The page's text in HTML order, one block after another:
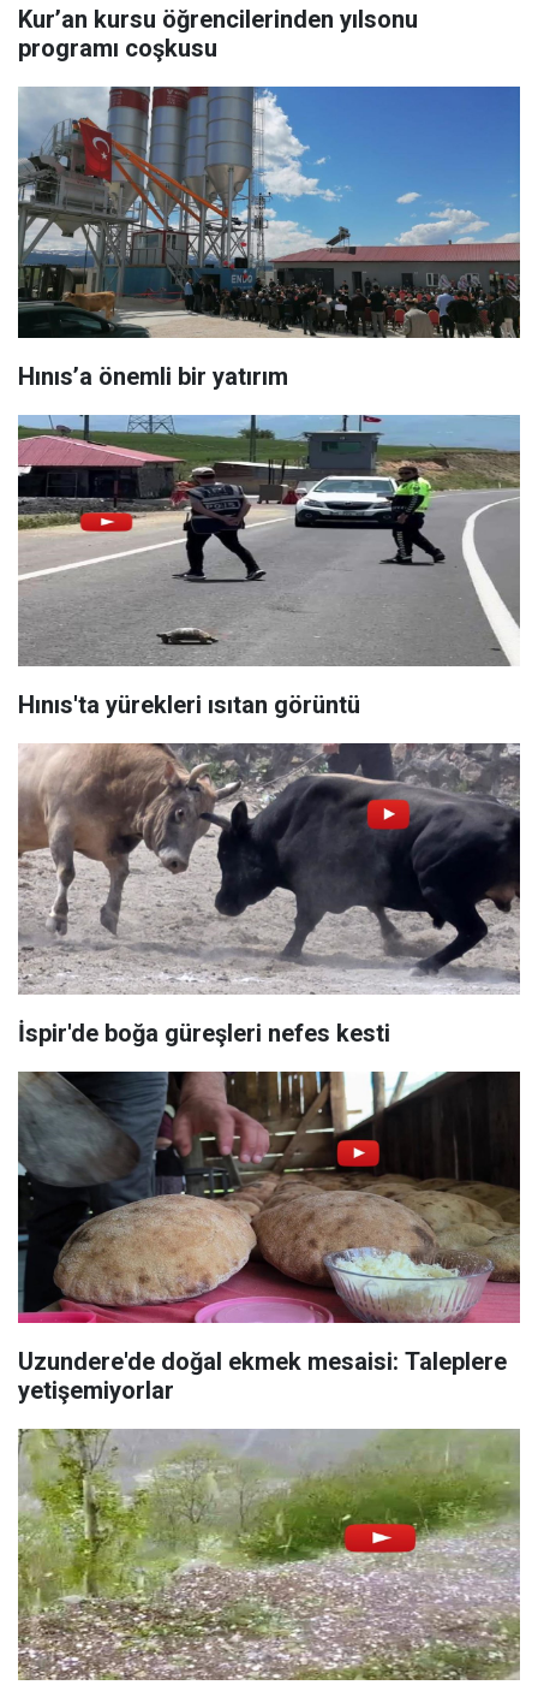
Kur’an kursu öğrencilerinden yılsonu
programı coşkusu
Hınıs’a önemli bir yatırım
Hınıs'ta yürekleri ısıtan görüntü
İspir'de boğa güreşleri nefes kesti
Uzundere'de doğal ekmek mesaisi: Taleplere
yetişemiyorlar